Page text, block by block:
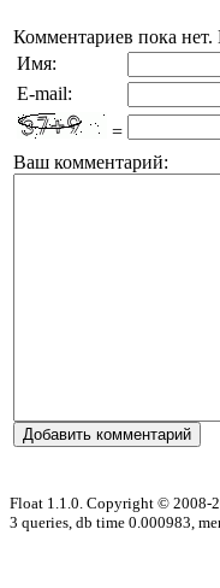
Комментариев пока
Имя:
E-mail:
=
Ваш комментарий:
Float 1.1.0. Copyright © 2008-
3 queries, db time 0.000983,